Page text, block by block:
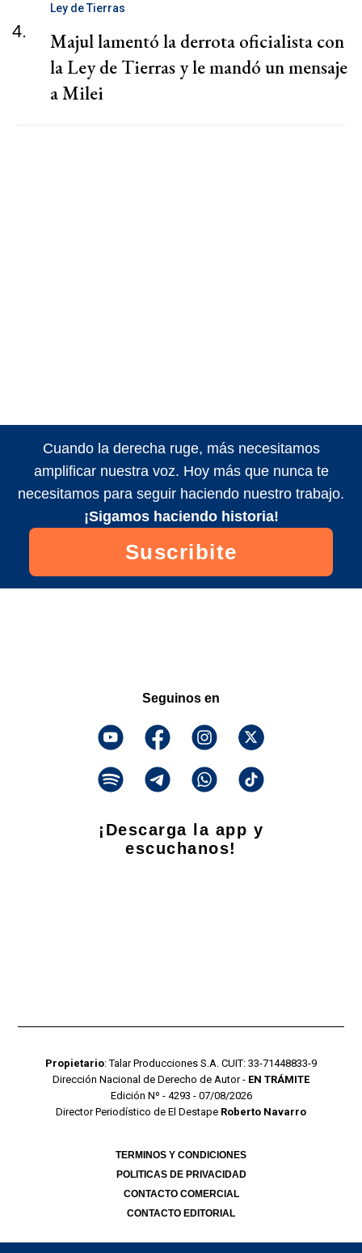
4.
Ley de Tierras
Majul lamentó la derrota oficialista con
la Ley de Tierras y le mandó un mensaje
a Milei
Cuando la derecha ruge, más necesitamos
amplificar nuestra voz. Hoy más que nunca te
necesitamos para seguir haciendo nuestro trabajo.
¡Sigamos haciendo historia!
Suscribite
Seguinos en
¡Descarga la app y
escuchanos!
Propietario: Talar Producciones S.A. CUIT: 33-71448833-9
Dirección Nacional de Derecho de Autor - EN TRÁMITE
Edición Nº - 4293 - 07/08/2026
Director Periodístico de El Destape Roberto Navarro
TERMINOS Y CONDICIONES
POLITICAS DE PRIVACIDAD
CONTACTO COMERCIAL
CONTACTO EDITORIAL